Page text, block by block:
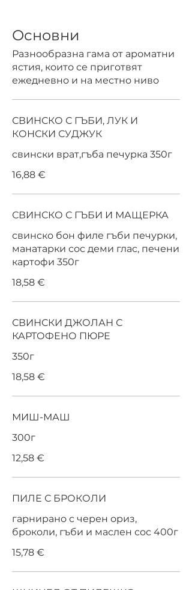
Основни
Разнообразна гама от ароматни
ястия, които се приготвят
ежедневно и на местно ниво
СВИНСКО С ГЪБИ, ЛУК И
КОНСКИ СУДЖУК
свински врат,гъба печурка 350г
16,88 €
СВИНСКО С ГЪБИ И МАЩЕРКА
свинско бон филе гъби печурки,
манатарки сос деми глас, печени
картофи 350г
18,58 €
СВИНСКИ ДЖОЛАН С
КАРТОФЕНО ПЮРЕ
350г
18,58 €
МИШ-МАШ
300г
12,58 €
ПИЛЕ С БРОКОЛИ
гарнирано с черен ориз,
броколи, гъби и маслен сос 400г
15,78 €